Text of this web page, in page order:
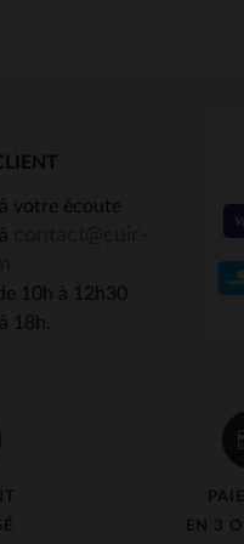
EN 3
votre écoute
10h à 12h30
18h.